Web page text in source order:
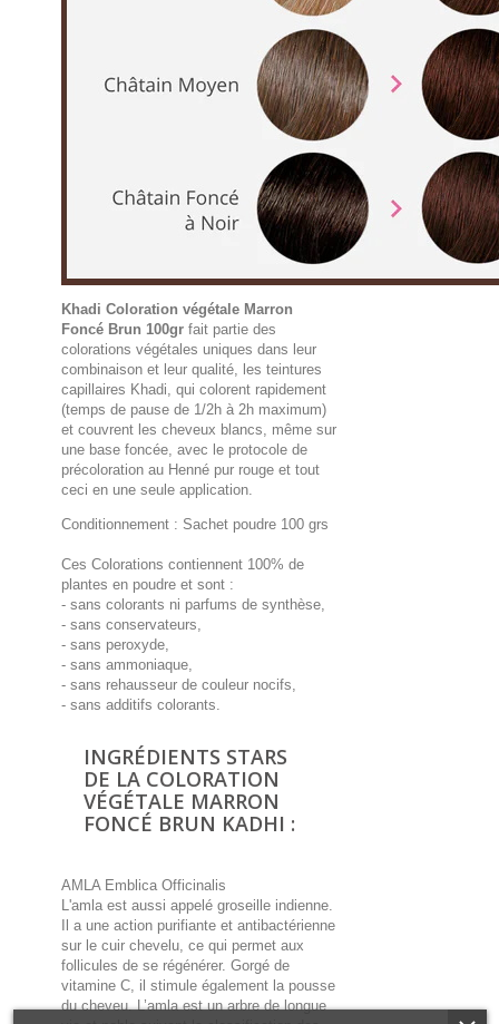
Khadi Coloration végétale Marron
Foncé Brun 100gr fait partie des
colorations végétales uniques dans leur
combinaison et leur qualité, les teintures
capillaires Khadi, qui colorent rapidement
(temps de pause de 1/2h à 2h maximum)
et couvrent les cheveux blancs, même sur
une base foncée, avec le protocole de
précoloration au Henné pur rouge et tout
ceci en une seule application.
Conditionnement : Sachet poudre 100 grs
Ces Colorations contiennent 100% de
plantes en poudre et sont :
- sans colorants ni parfums de synthèse,
- sans conservateurs,
- sans peroxyde,
- sans ammoniaque,
- sans rehausseur de couleur nocifs,
- sans additifs colorants.
INGRÉDIENTS STARS
DE LA COLORATION
VÉGÉTALE MARRON
FONCÉ BRUN KADHI :
AMLA Emblica Officinalis
L'amla est aussi appelé groseille indienne.
Il a une action purifiante et antibactérienne
sur le cuir chevelu, ce qui permet aux
follicules de se régénérer. Gorgé de
vitamine C, il stimule également la pousse
du cheveu. L’amla est un arbre de longue